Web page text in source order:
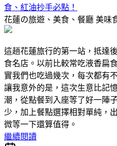
食、紅油抄手必點！
花蓮の旅遊、美食、餐廳 美味
這趟花蓮旅行的第一站，抵達
食名店。以前比較常吃液香扁
實我們也吃過幾次，每次都有
讓我意外的是，這次生意比記
潮，從點餐到入座等了好一陣
少，加上餐點選擇相對單純，
微等一下還算值得。
繼續閱讀